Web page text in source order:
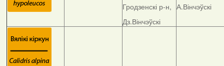
Гродзенскі р-н,
Дз.Вінчэўскі
А.Вінчэўскі